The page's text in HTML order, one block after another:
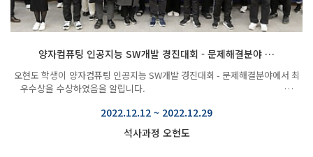
양자컴퓨팅 인공지능 SW개발 경진대회 - 문제해결분야 …
오현도 학생이 ​양자컴퓨팅 인공지능 SW개발 경진대회 - 문제해결분야에서 최
우수상을 수상하였음을 알립니다. …
2022.12.12 ~ 2022.12.29
석사과정 오현도